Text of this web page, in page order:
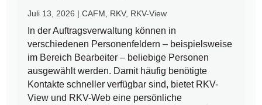
Juli 13, 2026 |CAFM RKV, RKV-View
In der Auftragsverwaltung können in
verschiedenen Personenfeldern – beispielsweise
im Bereich Bearbeiter – beliebige Personen
ausgewählt werden. Damit häufig benötigte
Kontakte schneller verfügbar sind, bietet RKV-
View und RKV-Web eine persönliche